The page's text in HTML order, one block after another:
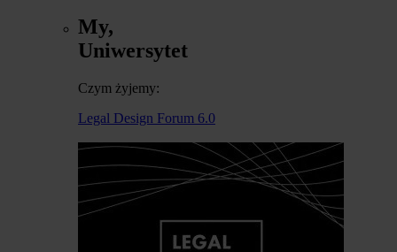
My,
Uniwersytet
Czym żyjemy:
Legal Design Forum 6.0